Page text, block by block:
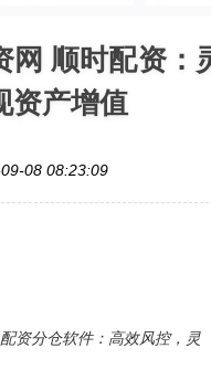
网 顺时配资：
资产增值
08 08:23:09
资分仓软件：高效风控，灵